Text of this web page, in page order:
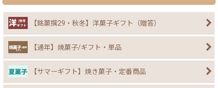
【銘菓撰29・秋冬】洋菓子ギフト（贈答）
【通年】焼菓子/ギフト・単品
【サマーギフト】焼き菓子・定番商品